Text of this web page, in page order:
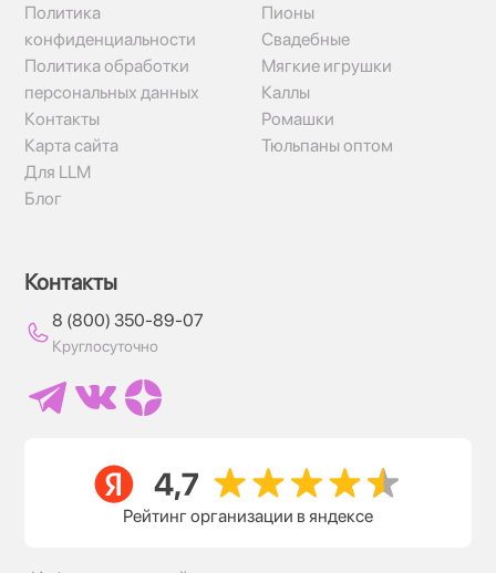
Политика
конфиденциальности
Политика обработки
персональных данных
Контакты
Карта сайта
Для LLM
Блог
Пионы
Свадебные
Мягкие игрушки
Каллы
Ромашки
Тюльпаны оптом
Контакты
8 (800) 350-89-07
Круглосуточно
Рейтинг организации в яндексе